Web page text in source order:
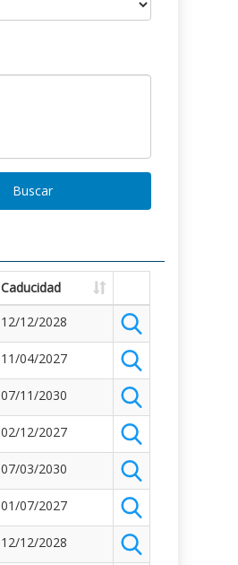
Buscar
Caducidad
12/12/2028
11/04/2027
07/11/2030
02/12/2027
07/03/2030
01/07/2027
12/12/2028